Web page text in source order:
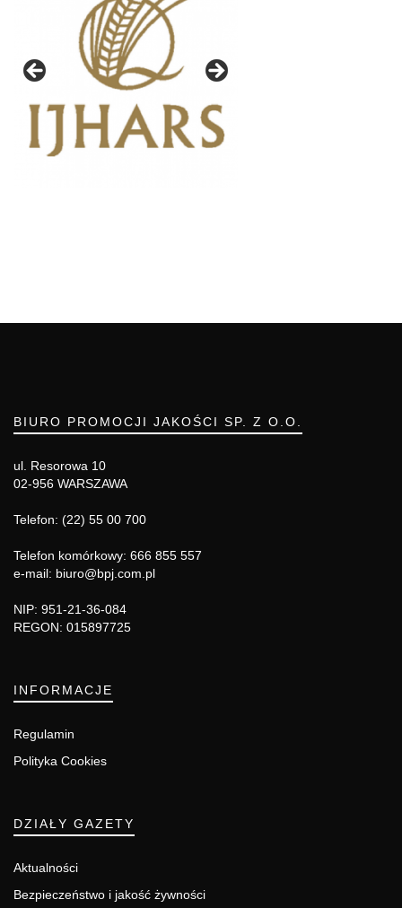
BIURO PROMOCJI JAKOŚCI SP. Z O.O.
ul. Resorowa 10
02-956 WARSZAWA
Telefon: (22) 55 00 700
Telefon komórkowy: 666 855 557
e-mail: biuro@bpj.com.pl
NIP: 951-21-36-084
REGON: 015897725
INFORMACJE
Regulamin
Polityka Cookies
DZIAŁY GAZETY
Aktualności
Bezpieczeństwo i jakość żywności